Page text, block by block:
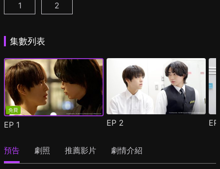
美妝搭檔情人 第1集
1 美妝搭檔情人 第2季 第1集
2
集數列表
免費
EP 1 EP 2
預告 劇照 推薦影片 劇情介紹